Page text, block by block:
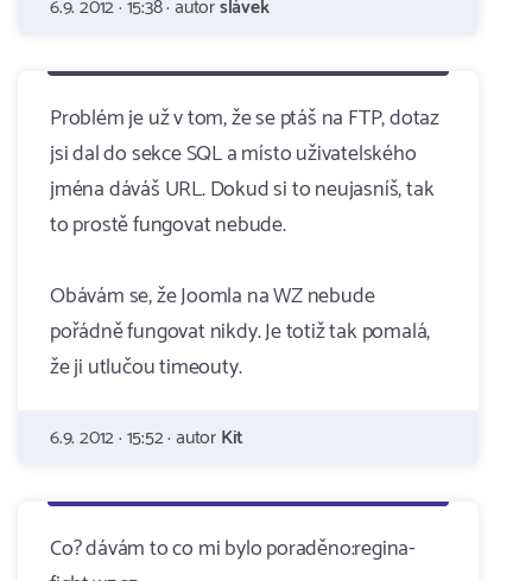
6.9. 2012 · 15:38 · autorslávek
Problém je už v tom, že se ptáš na FTP, dotaz
jsi dal do sekce SQL a místo uživatelského
jména dáváš URL. Dokud si to neujasníš, tak
to prostě fungovat nebude.
Obávám se, že Joomla na WZ nebude
pořádně fungovat nikdy. Je totiž tak pomalá,
že ji utlučou timeouty.
6.9. 2012 · 15:52 · autorKit
Co? dávám to co mi bylo poraděno:regina-